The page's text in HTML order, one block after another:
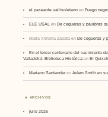
el paseante vallisoletano enFuego
ELE USAL enDe cegueras y palabras
Maria Ximena Zapata enDe cegueras y
En el tercer centenario del nacimiento
Valladolid. Biblioteca Histórica enEl
Mariano SantanderenAdam Smith en
ARCHIVOS
julio 2026